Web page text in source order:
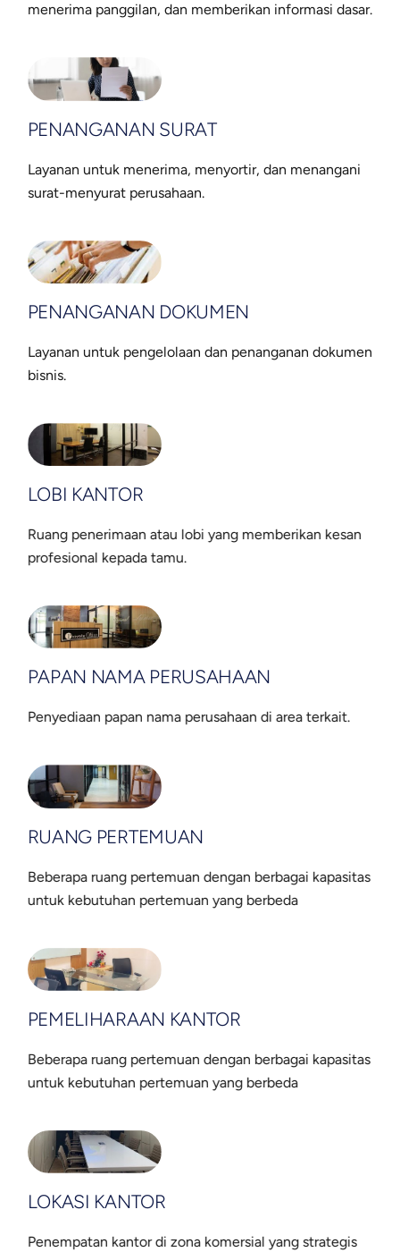
menerima panggilan, dan memberikan informasi dasar.
PENANGANAN SURAT
Layanan untuk menerima, menyortir, dan menangani
surat-menyurat perusahaan.
PENANGANAN DOKUMEN
Layanan untuk pengelolaan dan penanganan dokumen
bisnis.
LOBI KANTOR
Ruang penerimaan atau lobi yang memberikan kesan
profesional kepada tamu.
PAPAN NAMA PERUSAHAAN
Penyediaan papan nama perusahaan di area terkait.
RUANG PERTEMUAN
Beberapa ruang pertemuan dengan berbagai kapasitas
untuk kebutuhan pertemuan yang berbeda
PEMELIHARAAN KANTOR
Beberapa ruang pertemuan dengan berbagai kapasitas
untuk kebutuhan pertemuan yang berbeda
LOKASI KANTOR
Penempatan kantor di zona komersial yang strategis